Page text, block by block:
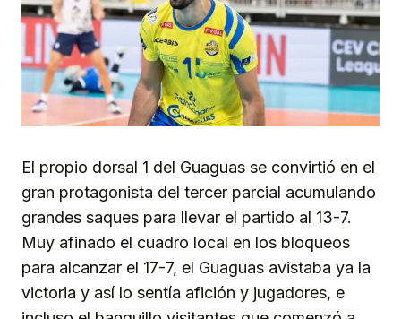
El propio dorsal 1 del Guaguas se convirtió en el
gran protagonista del tercer parcial acumulando
grandes saques para llevar el partido al 13-7.
Muy afinado el cuadro local en los bloqueos
para alcanzar el 17-7, el Guaguas avistaba ya la
victoria y así lo sentía afición y jugadores, e